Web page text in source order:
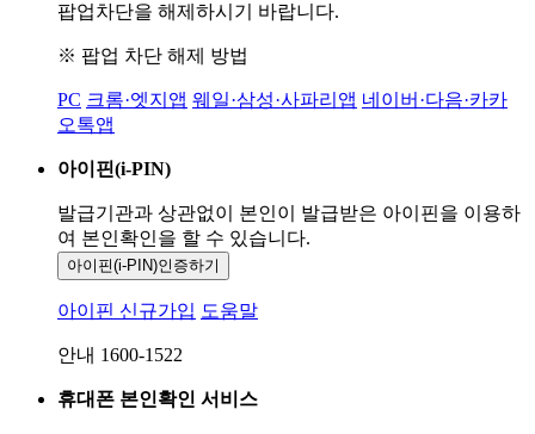
팝업차단을 해제하시기 바랍니다.
※ 팝업 차단 해제 방법
PC 크롬·엣지앱 웨일·삼성·사파리앱 네이버·다음·카카
오톡앱
아이핀(i-PIN)
발급기관과 상관없이 본인이 발급받은 아이핀을 이용하
여 본인확인을 할 수 있습니다.
아이핀(i-PIN)인증하기
아이핀 신규가입 도움말
안내 1600-1522
휴대폰 본인확인 서비스